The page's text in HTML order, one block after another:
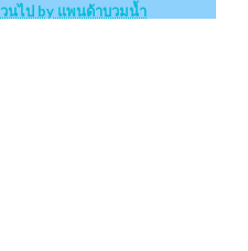
นไป by แพนด้าบวมน้ำ